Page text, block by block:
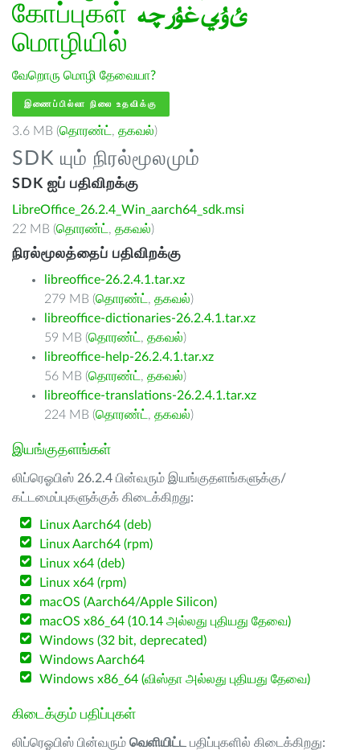
கோப்புகள் ﺉۇﻲﻏۇﺭچە
மொழியில்
வேறொரு மொழி தேவையா?
இணைப்பில்லா நிலை உதவிக்கு
3.6 MB (தொரண்ட் , தகவல்)
SDK யும் நிரல்மூலமும்
SDK ஐப் பதிவிறக்கு
LibreOffice_26.2.4_Win_aarch64_sdk.msi
22 MB (தொரண்ட் , தகவல்)
நிரல்மூலத்தைப் பதிவிறக்கு
libreoffice-26.2.4.1.tar.xz
279 MB (தொரண்ட் , தகவல்)
libreoffice-dictionaries-26.2.4.1.tar.xz
59 MB (தொரண்ட் , தகவல்)
libreoffice-help-26.2.4.1.tar.xz
56 MB (தொரண்ட் , தகவல்)
libreoffice-translations-26.2.4.1.tar.xz
224 MB (தொரண்ட் , தகவல்)
இயங்குதளங்கள்
லிப்ரெஓபிஸ் 26.2.4 பின்வரும் இயங்குதளங்களுக்கு/
கட்டமைப்புகளுக்குக் கிடைக்கிறது:
Linux Aarch64 (deb)
Linux Aarch64 (rpm)
Linux x64 (deb)
Linux x64 (rpm)
macOS (Aarch64/Apple Silicon)
macOS x86_64 (10.14 அல்லது புதியது தேவை)
Windows (32 bit, deprecated)
Windows Aarch64
Windows x86_64 (விஸ்தா அல்லது புதியது தேவை)
கிடைக்கும் பதிப்புகள்
லிப்ரெஓபிஸ் பின்வரும் வெளியிட்ட பதிப்புகளில் கிடைக்கிறது: